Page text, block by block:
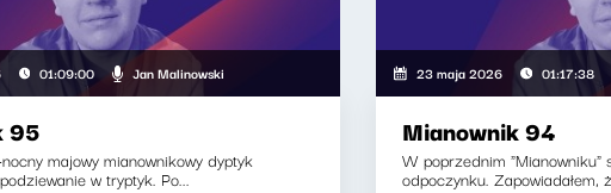
01:09:00 Jan Malinowski
95
majowy mianownikowy dyptyk
w tryptyk. Po...
23 maja 2026 01:17:38
Mianownik 94
W poprzednim "Mianowniku"
odpoczynku. Zapowiadałem,